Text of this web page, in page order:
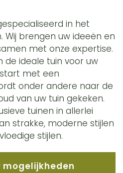
in het
brengen uw ideeën en
met onze expertise.
de ideale tuin voor uw
met een
onder andere naar de
van uw tuin gekeken.
tuinen in allerlei
strakke, moderne stijlen
stijlen.
mogelijkheden